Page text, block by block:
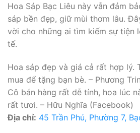
Hoa Sáp Bạc Liêu này vẫn đảm
sáp bền đẹp, giữ mùi thơm lâu.
vời cho những ai tìm kiếm sự tiện
tế.
Hoa sáp đẹp và giá cả rất hợp lý.
mua để tặng bạn bè. – Phương
Cô bán hàng rất dễ tính, hoa lúc
rất tươi. – Hữu Nghĩa (Facebook)
Địa chỉ: 45 Trần Phú, Phường 7,